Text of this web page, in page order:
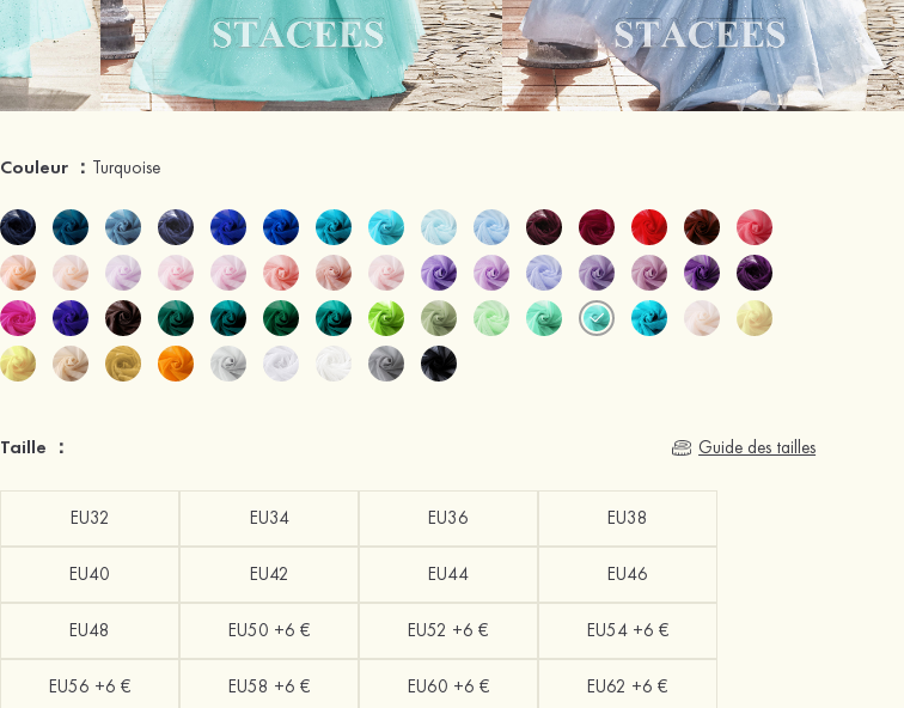
Couleur ： Turquoise
Taille ： Guide des tailles
EU32 EU34 EU36 EU38
EU40 EU42 EU44 EU46
EU48 EU50 +6 € EU52 +6 € EU54 +6 €
EU56 +6 € EU58 +6 € EU60 +6 € EU62 +6 €